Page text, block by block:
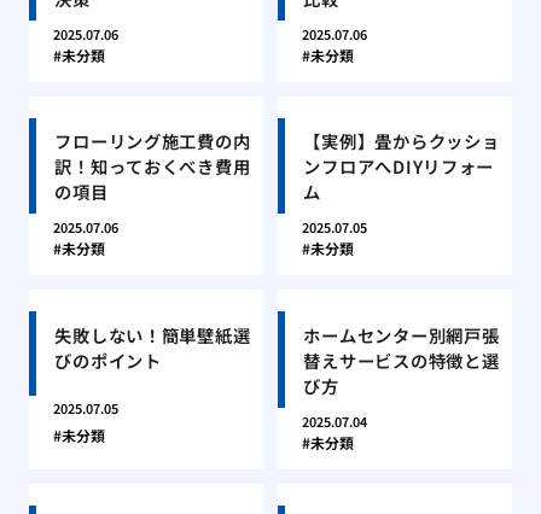
2025.07.06
未分類
2025.07.06
未分類
フローリング施工費の内
訳！知っておくべき費用
の項目
2025.07.06
未分類
【実例】畳からクッショ
ンフロアへDIYリフォー
ム
2025.07.05
未分類
失敗しない！簡単壁紙選
びのポイント
2025.07.05
未分類
ホームセンター別網戸張
替えサービスの特徴と選
び方
2025.07.04
未分類